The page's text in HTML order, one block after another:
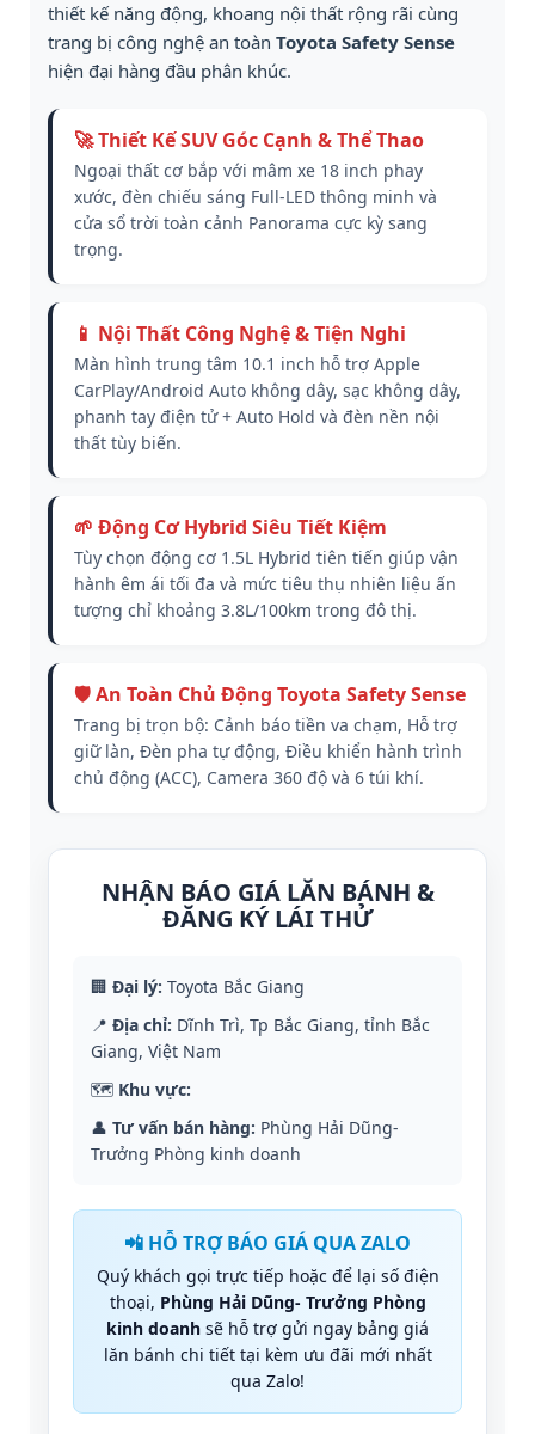
thiết kế năng động, khoang nội thất rộng rãi cùng
trang bị công nghệ an toàn Toyota Safety Sense
hiện đại hàng đầu phân khúc.
🚀 Thiết Kế SUV Góc Cạnh & Thể Thao
Ngoại thất cơ bắp với mâm xe 18 inch phay
xước, đèn chiếu sáng Full-LED thông minh và
cửa sổ trời toàn cảnh Panorama cực kỳ sang
trọng.
📱 Nội Thất Công Nghệ & Tiện Nghi
Màn hình trung tâm 10.1 inch hỗ trợ Apple
CarPlay/Android Auto không dây, sạc không dây,
phanh tay điện tử + Auto Hold và đèn nền nội
thất tùy biến.
🌱 Động Cơ Hybrid Siêu Tiết Kiệm
Tùy chọn động cơ 1.5L Hybrid tiên tiến giúp vận
hành êm ái tối đa và mức tiêu thụ nhiên liệu ấn
tượng chỉ khoảng 3.8L/100km trong đô thị.
🛡️ An Toàn Chủ Động Toyota Safety Sense
Trang bị trọn bộ: Cảnh báo tiền va chạm, Hỗ trợ
giữ làn, Đèn pha tự động, Điều khiển hành trình
chủ động (ACC), Camera 360 độ và 6 túi khí.
NHẬN BÁO GIÁ LĂN BÁNH &
ĐĂNG KÝ LÁI THỬ
🏢 Đại lý: Toyota Bắc Giang
📍 Địa chỉ: Dĩnh Trì, Tp Bắc Giang, tỉnh Bắc
Giang, Việt Nam
🗺️ Khu vực:
👤 Tư vấn bán hàng: Phùng Hải Dũng-
Trưởng Phòng kinh doanh
📲 HỖ TRỢ BÁO GIÁ QUA ZALO
Quý khách gọi trực tiếp hoặc để lại số điện
thoại, Phùng Hải Dũng- Trưởng Phòng
kinh doanh sẽ hỗ trợ gửi ngay bảng giá
lăn bánh chi tiết tại kèm ưu đãi mới nhất
qua Zalo!